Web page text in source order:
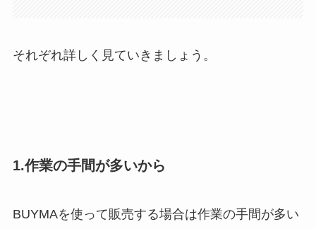
それぞれ詳しく見ていきましょう。
1.作業の手間が多いから
BUYMAを使って販売する場合は作業の手間が多い